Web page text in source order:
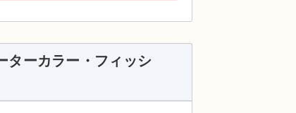
ターカラー・フィッシ